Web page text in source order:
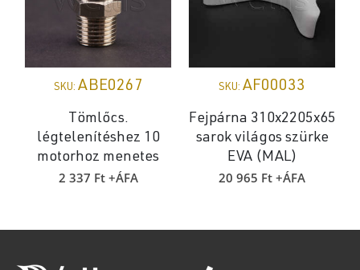
SKU: ABE0267
Tömlőcs.
légtelenítéshez 10
motorhoz menetes
2 337 Ft+ÁFA
SKU: AF00033
Fejpárna 310x2205x65
sarok világos szürke
EVA (MAL)
20 965 Ft +ÁFA